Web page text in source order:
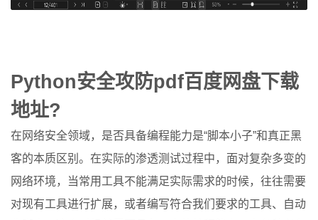
Python安全攻防pdf百度网盘下载
地址?
在网络安全领域，是否具备编程能力是“脚本小子”和真正黑
客的本质区别。在实际的渗透测试过程中，面对复杂多变的
网络环境，当常用工具不能满足实际需求的时候，往往需要
对现有工具进行扩展，或者编写符合我们要求的工具、自动